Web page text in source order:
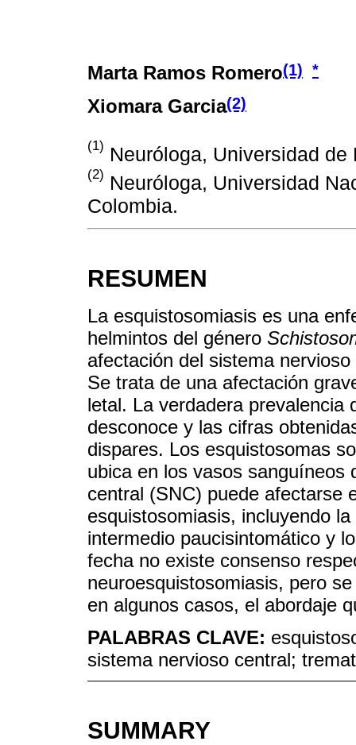
Marta Ramos Romero(1) *
Xiomara Garcia(2)
(1) Neuróloga, Universidad
(2) Neuróloga, Universidad
Colombia.
RESUMEN
La esquistosomiasis es una
helmintos del género
afectación del sistema
Se trata de una afectación
letal. La verdadera prevalencia
desconoce y las cifras
dispares. Los esquistosomas
ubica en los vasos sanguíneos
central (SNC) puede afectarse
esquistosomiasis, incluyendo
intermedio paucisintomático y
fecha no existe consenso
neuroesquistosomiasis, pero
en algunos casos, el abordaje
PALABRAS CLAVE:
sistema nervioso central;
SUMMARY